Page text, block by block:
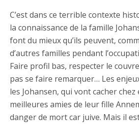
C’est dans ce terrible contexte
la connaissance de la famille
font du mieux qu’ils peuvent,
d’autres familles pendant
Faire profil bas, respecter le
pas se faire remarquer… Les
les Johansen, qui vont cacher chez
meilleures amies de leur fille
danger de mort car juive. Mais il